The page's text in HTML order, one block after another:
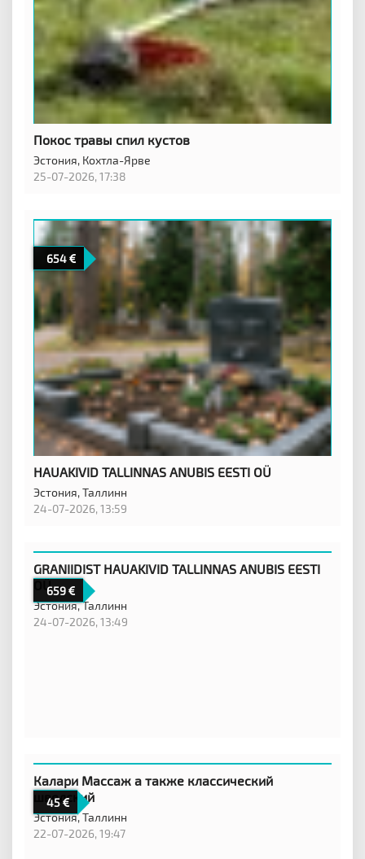
Покос травы спил кустов
Эстония, Кохтла-Ярве
25-07-2026, 17:38
654
HAUAKIVID TALLINNAS ANUBIS EESTI OÜ
Эстония,Таллинн
24-07-2026, 13:59
659
GRANIIDIST HAUAKIVID TALLINNAS ANUBIS EESTI
OÜ
Эстония,Таллинн
24-07-2026, 13:49
45
Калари Массаж а также классический
шведский
Эстония,Таллинн
22-07-2026, 19:47